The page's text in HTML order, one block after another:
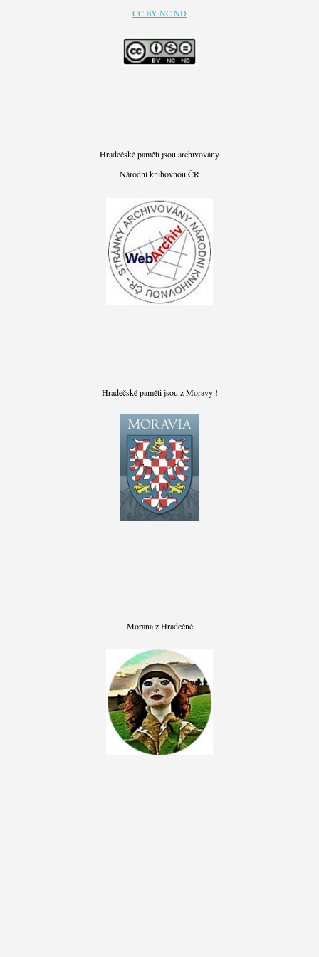
CC BY NC ND
Hradečské paměti jsou archivovány
Národní knihovnou ČR
Hradečské paměti jsou z Moravy !
Morana z Hradečné